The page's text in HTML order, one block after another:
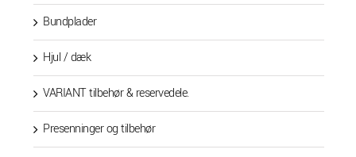
Bundplader
Hjul / dæk
VARIANT tilbehør & reservedele.
Presenninger og tilbehør